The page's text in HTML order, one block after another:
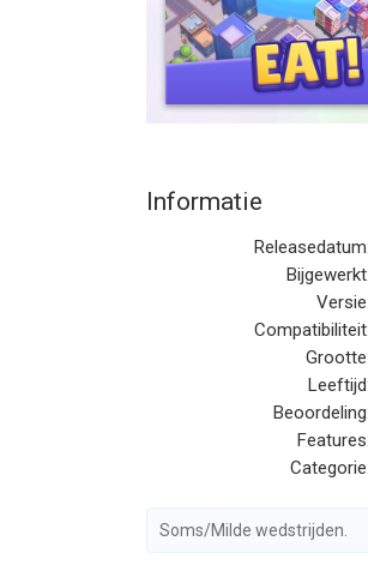
oddly soothing game for
WHY YOU'LL LOVE IT
- Wonderfully simple
- Insanely satisfying
Ready to swallow the
to feed the black hole.
Your privacy is crucial to
TERMS OF SERVICE:
Hole.io van Voodoo is een
voor gebruikers met
Informatie
Releasedatum:
Bijgewerkt:
Versie:
Compatibiliteit:
Grootte:
Leeftijd:
Beoordeling:
Features:
Categorie:
Soms/Milde wedstrijden.